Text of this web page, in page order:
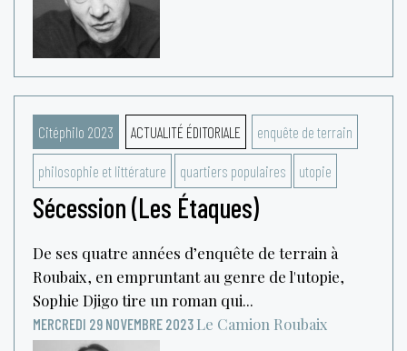
Citéphilo 2023 ACTUALITÉ ÉDITORIALE enquête de terrain
philosophie et littérature quartiers populaires utopie
Sécession (Les Étaques)
De ses quatre années d’enquête de terrain à
Roubaix, en empruntant au genre de l'utopie,
Sophie Djigo tire un roman qui...
MERCREDI 29 NOVEMBRE 2023 Le Camion Roubaix